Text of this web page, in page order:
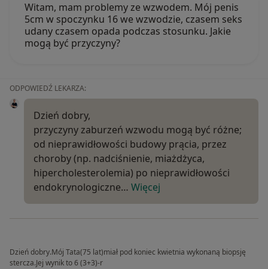
Witam, mam problemy ze wzwodem. Mój penis
5cm w spoczynku 16 we wzwodzie, czasem seks
udany czasem opada podczas stosunku. Jakie
mogą być przyczyny?
ODPOWIEDŹ LEKARZA:
Dzień dobry,
przyczyny zaburzeń wzwodu mogą być różne;
od nieprawidłowości budowy prącia, przez
choroby (np. nadciśnienie, miażdżyca,
hipercholesterolemia) po nieprawidłowości
endokrynologiczne… Więcej
Dzień dobry.Mój Tata(75 lat)miał pod koniec kwietnia wykonaną biopsję
stercza.Jej wynik to 6 (3+3)-r